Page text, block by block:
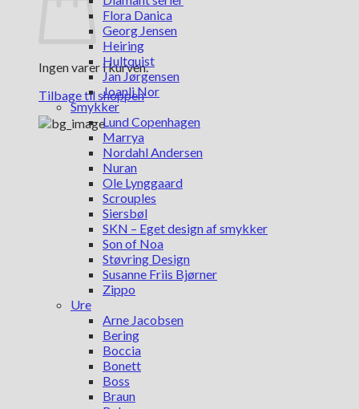
Ingen varer i kurven.
Tilbage til shoppen
Flora Danica
Georg Jensen
Heiring
Hultquist
Jan Jørgensen
Joanli Nor
Smykker
Lund Copenhagen
Marrya
Nordahl Andersen
Nuran
Ole Lynggaard
Scrouples
Siersbøl
SKN – Eget design af smykker
Son of Noa
Støvring Design
Susanne Friis Bjørner
Zippo
Ure
Arne Jacobsen
Bering
Boccia
Bonett
Boss
Braun